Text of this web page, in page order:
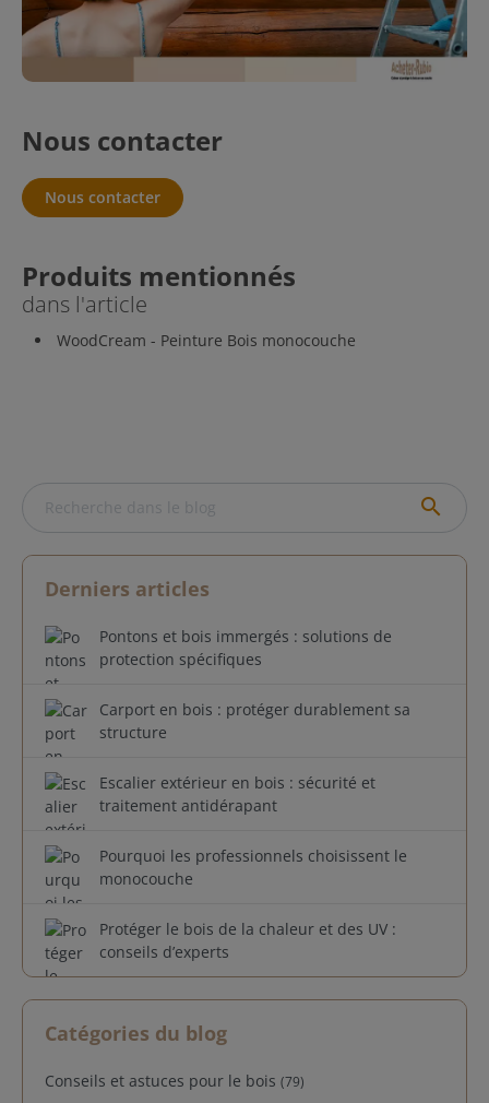
search
Derniers articles
Pontons et bois immergés : solutions de
protection spécifiques
Carport en bois : protéger durablement sa
structure
Escalier extérieur en bois : sécurité et
traitement antidérapant
Pourquoi les professionnels choisissent le
monocouche
Protéger le bois de la chaleur et des UV :
conseils d’experts
Catégories du blog
Conseils et astuces pour le bois (79)
Nous contacter
Nous contacter
Produits mentionnés
dans l'article
WoodCream - Peinture Bois monocouche